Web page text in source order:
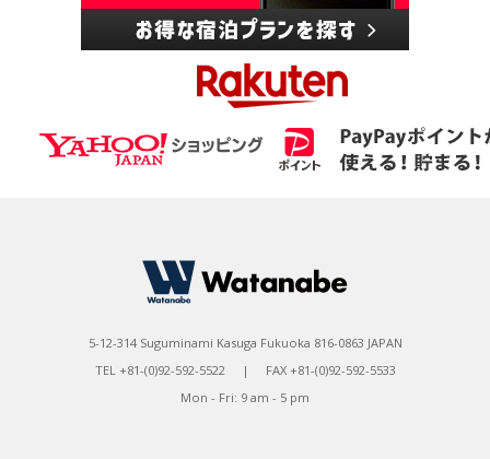
5-12-314 Suguminami Kasuga Fukuoka 816-0863 JAPAN
TEL +81-(0)92-592-5522 | FAX +81-(0)92-592-5533
Mon - Fri: 9 am - 5 pm